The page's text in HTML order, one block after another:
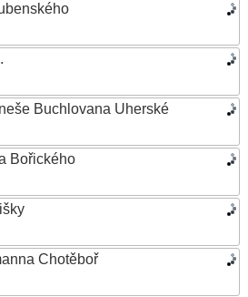
Buchlovana Uherské
Bořického
Chotěboř